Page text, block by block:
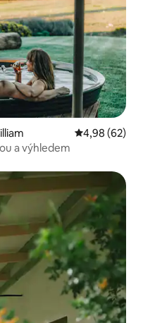
Průměrné
4,98 (62)
a výhledem